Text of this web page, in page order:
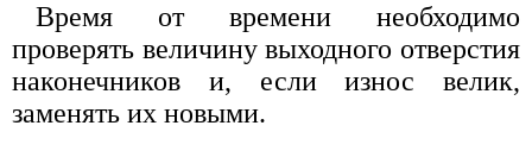
Время от времени необходимо
проверять величину выходного отверстия
наконечников и, если износ велик,
заменять их новыми.